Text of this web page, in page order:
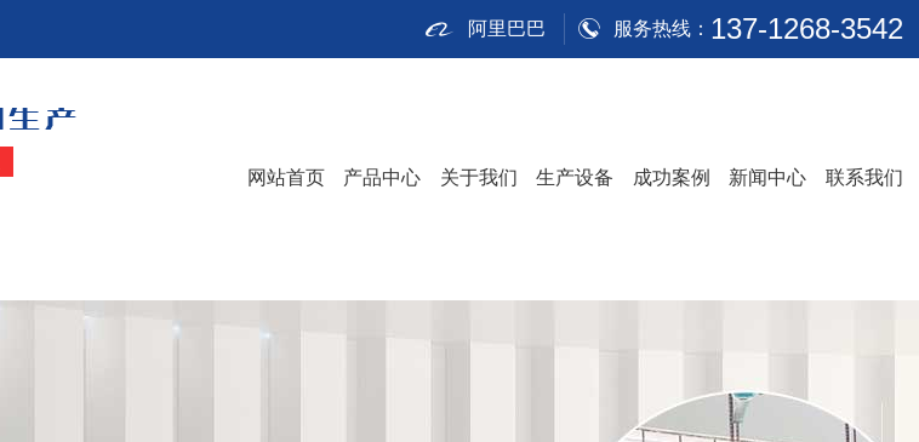
阿里巴巴 服务热线： 137-1268-3542
网站首页 产品中心 关于我们 生产设备 成功案例 新闻中心 联系我们